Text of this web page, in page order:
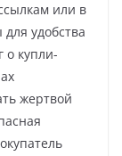
или в
удобства
о купли-
жертвой